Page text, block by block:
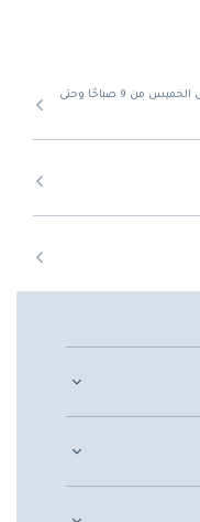
من الأحد إلى الخميس من 9 صباحًا وحتى